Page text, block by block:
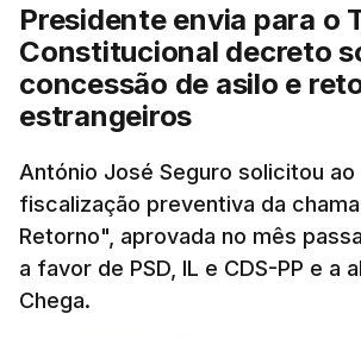
"Sempre que seja possível reduzir
eliminar sobreposições e garantir
chegam a quem mais necessita,
um passo na direção certa",
Presidente da República.
Assegurar que
prejudicado"
Presidente envia para o
Constitucional decreto
concessão de asilo e
estrangeiros
António José Seguro solicitou ao
fiscalização preventiva da
Retorno", aprovada no mês
a favor de PSD, IL e CDS-PP e a
Chega.